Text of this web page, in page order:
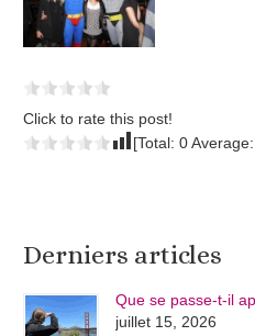
Click to rate this post!
[Total:0
Derniers articles
Que se passe-t-il
juillet 15, 2026